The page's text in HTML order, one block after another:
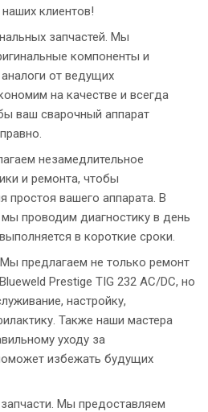
клиентов!
запчастей. Мы
компоненты и
от ведущих
на качестве и всегда
ваш сварочный аппарат
незамедлительное
и ремонта, чтобы
простоя вашего аппарата. В
проводим диагностику в день
в короткие сроки.
предлагаем не только ремонт
Prestige TIG 232 AC/DC, но
настройку,
Также наши мастера
уходу за
избежать будущих
Мы предоставляем